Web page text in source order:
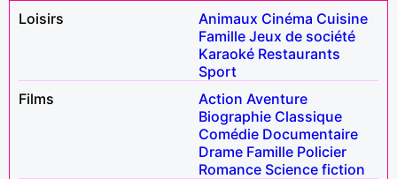
Loisirs
Animaux Cinéma Cuisine
Famille Jeux de société
Karaoké Restaurants
Sport
Films
Action Aventure
Biographie Classique
Comédie Documentaire
Drame Famille Policier
Romance Science fiction